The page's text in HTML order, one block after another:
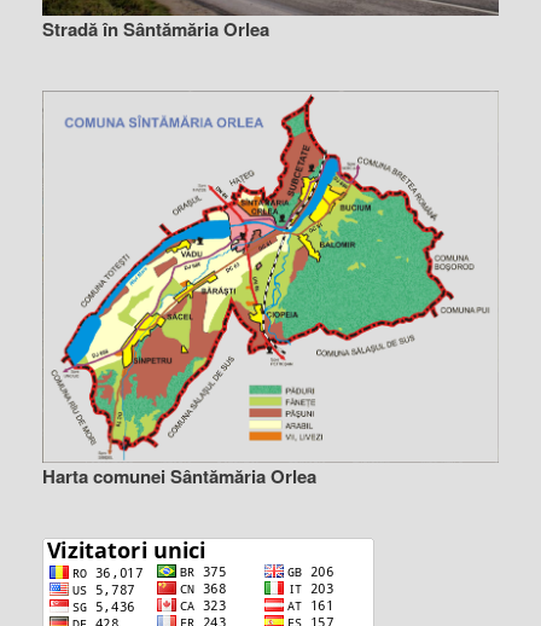
Stradă în Sântămăria Orlea
Harta comunei Sântămăria Orlea